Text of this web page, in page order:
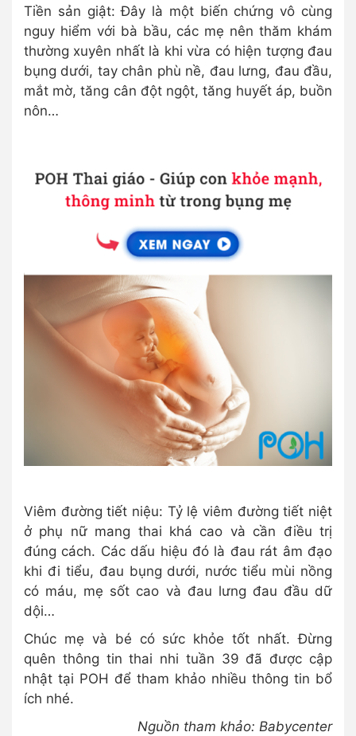
Tiền sản giật: Đây là một biến chứng vô cùng
nguy hiểm với bà bầu, các mẹ nên thăm khám
thường xuyên nhất là khi vừa có hiện tượng đau
bụng dưới, tay chân phù nề, đau lưng, đau đầu,
mắt mờ, tăng cân đột ngột, tăng huyết áp, buồn
nôn…
Viêm đường tiết niệu: Tỷ lệ viêm đường tiết niệt
ở phụ nữ mang thai khá cao và cần điều trị
đúng cách. Các dấu hiệu đó là đau rát âm đạo
khi đi tiểu, đau bụng dưới, nước tiểu mùi nồng
có máu, mẹ sốt cao và đau lưng đau đầu dữ
dội…
Chúc mẹ và bé có sức khỏe tốt nhất. Đừng
quên thông tin thai nhi tuần 39 đã được cập
nhật tại POH để tham khảo nhiều thông tin bổ
ích nhé.
Nguồn tham khảo: Babycenter